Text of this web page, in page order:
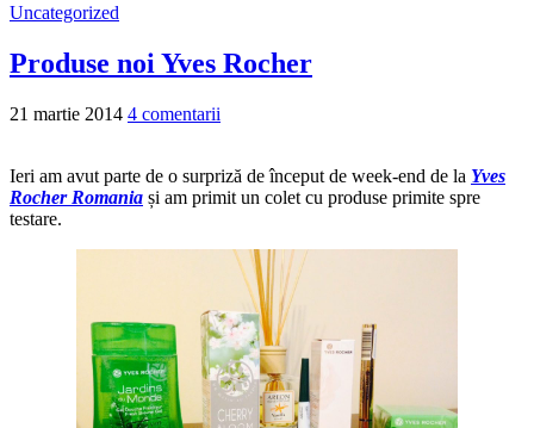
Uncategorized
Produse noi Yves Rocher
21 martie 2014 4 comentarii
Ieri am avut parte de o surpriză de început de week-end de la Yves
Rocher Romania și am primit un colet cu produse primite spre
testare.